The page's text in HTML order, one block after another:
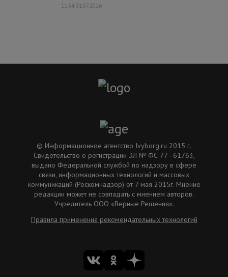
11:34 31.07.2026
© Информационное агентство Ivyborg.ru 2015 г.
Свидетельство о регистрации ЭЛ № ФС 77 - 61763,
выдано Федеральной службой по надзору в сфере
связи, информационных технологий и массовых
коммуникаций (Роскомнадзор) от 7 мая 2015г. Мнение
редакции может не совпадать с мнением авторов.
Учредитель ООО «Верные Решения».
Правила применения рекомендательных технологий